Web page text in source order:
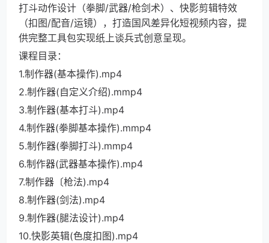
打斗动作设计（拳脚/武器/枪剑术）、快影剪辑特效
（扣图/配音/运镜），打造国风差异化短视频内容，提
供完整工具包实现纸上谈兵式创意呈现。
课程目录：
1.制作器(基本操作).mp4
2.制作器(自定义介绍).mmp4
3.制作器(基本打斗).mp4
4.制作器(拳脚基本操作).mmp4
5.制作器(拳脚打斗).mmp4
6.制作器(武器基本操作).mp4
7.制作器〔枪法).mp4
8.制作器(剑法).mp4
9.制作器(腿法设计).mp4
10.快影英辑(色度扣图).mp4